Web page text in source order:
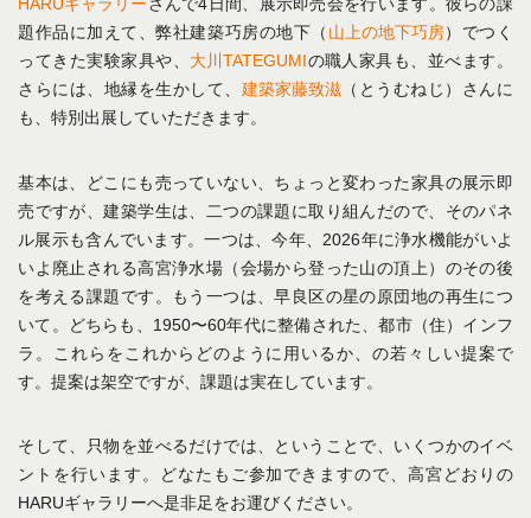
HARUギャラリー さんで4日間、展示即売会を行います。彼らの課
題作品に加えて、弊社建築巧房の地下（ 山上の地下巧房）でつく
ってきた実験家具や、 大川TATEGUMI の職人家具も、並べます。
さらには、地縁を生かして、 建築家藤致滋（とうむねじ）さんに
も、特別出展していただきます。
基本は、どこにも売っていない、ちょっと変わった家具の展示即
売ですが、建築学生は、二つの課題に取り組んだので、そのパネ
ル展示も含んでいます。一つは、今年、2026年に浄水機能がいよ
いよ廃止される高宮浄水場（会場から登った山の頂上）のその後
を考える課題です。もう一つは、早良区の星の原団地の再生につ
いて。どちらも、1950〜60年代に整備された、都市（住）インフ
ラ。これらをこれからどのように用いるか、の若々しい提案で
す。提案は架空ですが、課題は実在しています。
そして、只物を並べるだけでは、ということで、いくつかのイベ
ントを行います。どなたもご参加できますので、高宮どおりの
HARUギャラリーへ是非足をお運びください。